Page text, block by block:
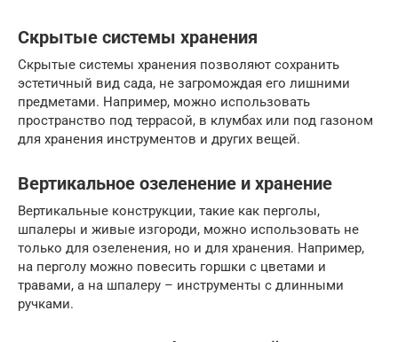
Скрытые системы хранения
Скрытые системы хранения позволяют сохранить
эстетичный вид сада, не загромождая его лишними
предметами. Например, можно использовать
пространство под террасой, в клумбах или под газоном
для хранения инструментов и других вещей.
Вертикальное озеленение и хранение
Вертикальные конструкции, такие как перголы,
шпалеры и живые изгороди, можно использовать не
только для озеленения, но и для хранения. Например,
на перголу можно повесить горшки с цветами и
травами, а на шпалеру – инструменты с длинными
ручками.